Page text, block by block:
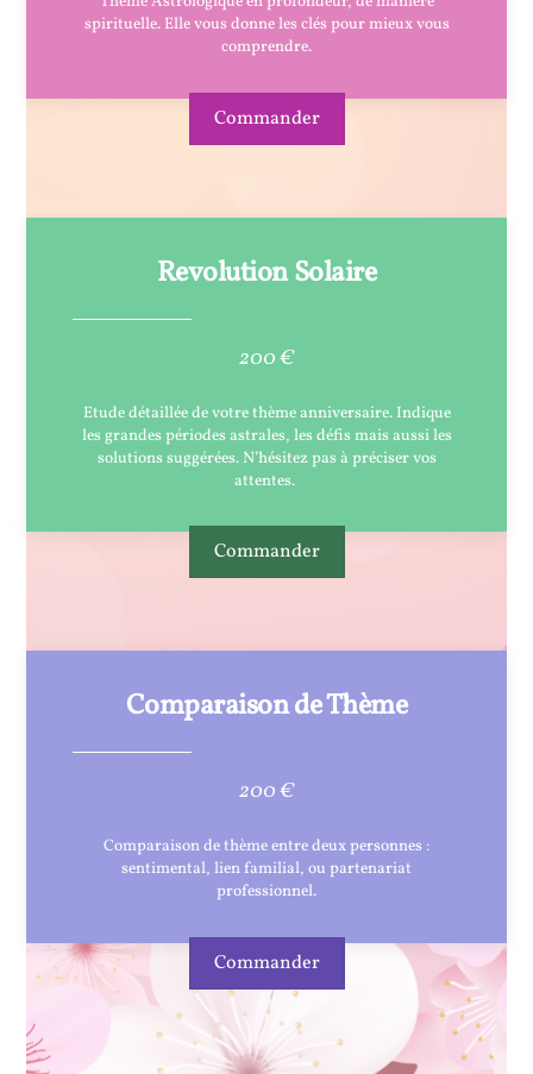
spirituelle. Elle vous donne les clés pour mieux vous
comprendre.
Commander
Revolution Solaire
200 €
Etude détaillée de votre thème anniversaire. Indique
les grandes périodes astrales, les défis mais aussi les
solutions suggérées. N’hésitez pas à préciser vos
attentes.
Commander
Comparaison de Thème
200 €
Comparaison de thème entre deux personnes :
sentimental, lien familial, ou partenariat
professionnel.
Commander